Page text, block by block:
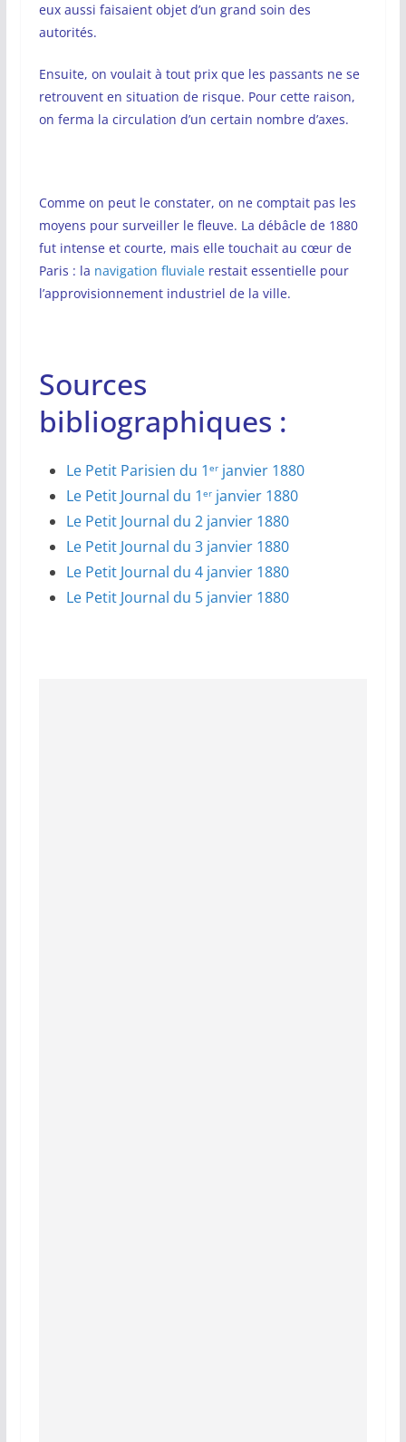
eux aussi faisaient objet d’un grand soin des
autorités.
Ensuite, on voulait à tout prix que les passants ne se
retrouvent en situation de risque. Pour cette raison,
on ferma la circulation d’un certain nombre d’axes.
Comme on peut le constater, on ne comptait pas les
moyens pour surveiller le fleuve. La débâcle de 1880
fut intense et courte, mais elle touchait au cœur de
Paris : la navigation fluvialerestait essentielle pour
l’approvisionnement industriel de la ville.
Sources
bibliographiques :
Le Petit Parisien du 1 erjanvier 1880
Le Petit Journal du 1 erjanvier 1880
Le Petit Journal du 2 janvier 1880
Le Petit Journal du 3 janvier 1880
Le Petit Journal du 4 janvier 1880
Le Petit Journal du 5 janvier 1880